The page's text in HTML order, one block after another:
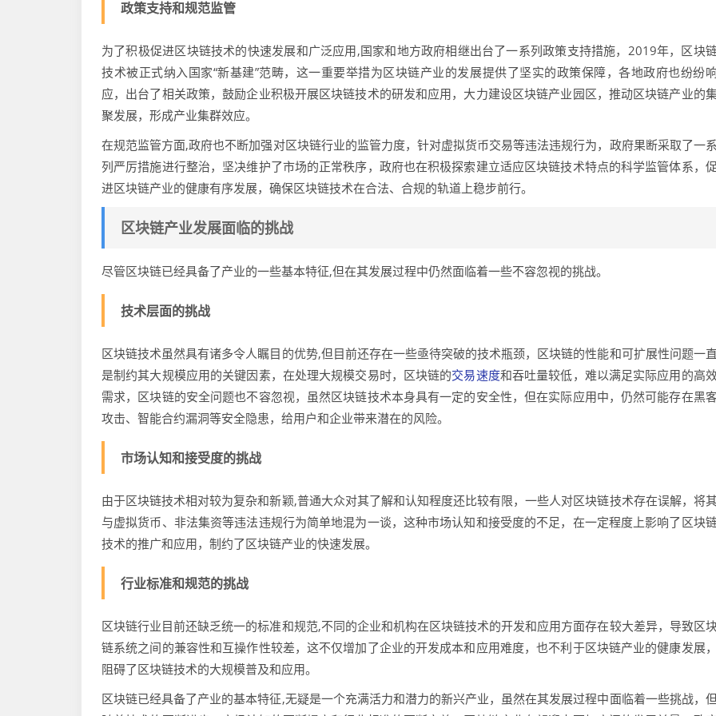
政策支持和规范监管
为了积极促进区块链技术的快速发展和广泛应用,国家和地方政府相继出台了一系列政策支持措施，2019年，区块
技术被正式纳入国家“新基建”范畴，这一重要举措为区块链产业的发展提供了坚实的政策保障，各地政府也纷纷响
应，出台了相关政策，鼓励企业积极开展区块链技术的研发和应用，大力建设区块链产业园区，推动区块链产业的
聚发展，形成产业集群效应。
在规范监管方面,政府也不断加强对区块链行业的监管力度，针对虚拟货币交易等违法违规行为，政府果断采取了一系
列严厉措施进行整治，坚决维护了市场的正常秩序，政府也在积极探索建立适应区块链技术特点的科学监管体系，促
进区块链产业的健康有序发展，确保区块链技术在合法、合规的轨道上稳步前行。
区块链产业发展面临的挑战
尽管区块链已经具备了产业的一些基本特征,但在其发展过程中仍然面临着一些不容忽视的挑战。
技术层面的挑战
区块链技术虽然具有诸多令人瞩目的优势,但目前还存在一些亟待突破的技术瓶颈，区块链的性能和可扩展性问题一直
是制约其大规模应用的关键因素，在处理大规模交易时，区块链的交易速度和吞吐量较低，难以满足实际应用的高
需求，区块链的安全问题也不容忽视，虽然区块链技术本身具有一定的安全性，但在实际应用中，仍然可能存在黑
攻击、智能合约漏洞等安全隐患，给用户和企业带来潜在的风险。
市场认知和接受度的挑战
由于区块链技术相对较为复杂和新颖,普通大众对其了解和认知程度还比较有限，一些人对区块链技术存在误解，将
与虚拟货币、非法集资等违法违规行为简单地混为一谈，这种市场认知和接受度的不足，在一定程度上影响了区块
技术的推广和应用，制约了区块链产业的快速发展。
行业标准和规范的挑战
区块链行业目前还缺乏统一的标准和规范,不同的企业和机构在区块链技术的开发和应用方面存在较大差异，导致区
链系统之间的兼容性和互操作性较差，这不仅增加了企业的开发成本和应用难度，也不利于区块链产业的健康发展，
阻碍了区块链技术的大规模普及和应用。
区块链已经具备了产业的基本特征,无疑是一个充满活力和潜力的新兴产业，虽然在其发展过程中面临着一些挑战，但